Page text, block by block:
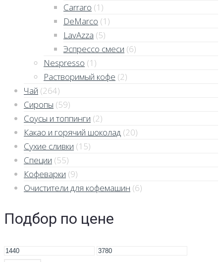
Carraro (1)
DeMarco (1)
LavAzza (5)
Эспрессо смеси (6)
Nespresso (1)
Растворимый кофе (2)
Чай (264)
Сиропы (59)
Соусы и топпинги (2)
Какао и горячий шоколад (20)
Сухие сливки (15)
Специи (55)
Кофеварки (9)
Очистители для кофемашин (6)
Подбор по цене